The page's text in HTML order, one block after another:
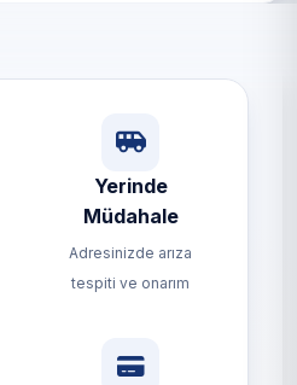
Yerinde
Müdahale
Adresinizde arıza
tespiti ve onarım